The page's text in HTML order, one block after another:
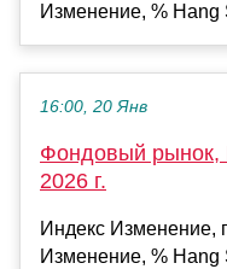
Изменение, % Hang
16:00, 20 Янв
Фондовый рынок,
2026 г.
Индекс Изменение,
Изменение, % Hang